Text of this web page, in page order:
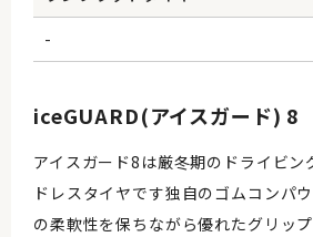
-
iceGUARD(アイスガード) 8
アイスガード8は厳冬期のドライビン
ドレスタイヤです独自のゴムコンパ
の柔軟性を保ちながら優れたグリッ